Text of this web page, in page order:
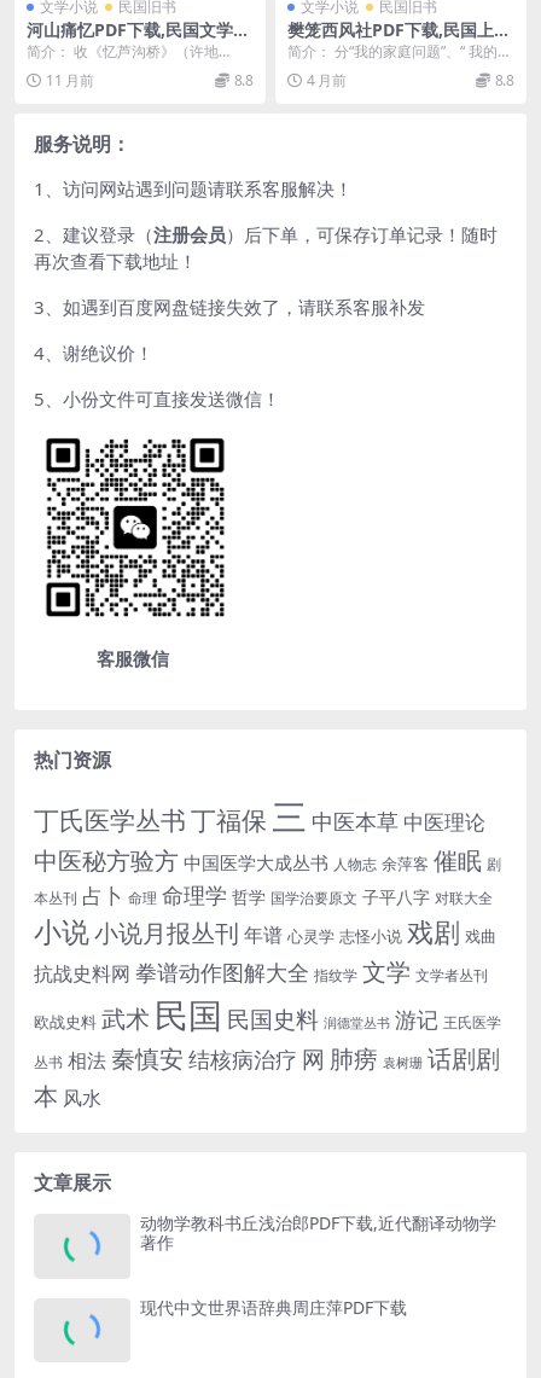
文学小说 民国旧书
河山痛忆PDF下载,民国文学散
文集
简介： 收《忆芦沟桥》（许地
山），《江南的记忆》（丽尼），
《告缘缘堂在天之灵》（...
11 月前 8.8
文学小说 民国旧书
樊笼西风社PDF下载,民国上海
西风社散文集
简介： 分“我的家庭问题”、“ 我的婚
姻问题”两辑，收征文28篇。书前有
编者的《...
4 月前 8.8
服务说明：
1、访问网站遇到问题请联系客服解决！
2、建议登录（注册会员）后下单，可保存订单记录！随时
再次查看下载地址！
3、如遇到百度网盘链接失效了，请联系客服补发
4、谢绝议价！
5、小份文件可直接发送微信！
客服微信
热门资源
丁氏医学丛书丁福保 三 中医本草 中医理论
中医秘方验方 中国医学大成丛书 人物志 余萍客 催眠 剧
本丛刊 占卜 命理 命理学 哲学 国学治要原文 子平八字 对联大全
小说小说月报丛刊 年谱 心灵学 志怪小说 戏剧 戏曲
抗战史料网 拳谱动作图解大全 指纹学 文学 文学者丛刊
欧战史料 武术 民国 民国史料 润德堂丛书 游记 王氏医学
丛书 相法 秦慎安 结核病治疗 网 肺痨 袁树珊 话剧剧
本 风水
文章展示
动物学教科书丘浅治郎PDF下载,近代翻译动物学
著作
现代中文世界语辞典周庄萍PDF下载